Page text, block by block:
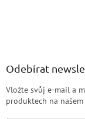
Odebírat
Vložte svůj e-mail a
produktech na